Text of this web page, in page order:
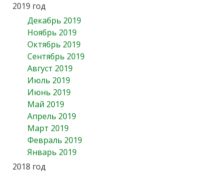
2019 год
Декабрь 2019
Ноябрь 2019
Октябрь 2019
Сентябрь 2019
Август 2019
Июль 2019
Июнь 2019
Май 2019
Апрель 2019
Март 2019
Февраль 2019
Январь 2019
2018 год